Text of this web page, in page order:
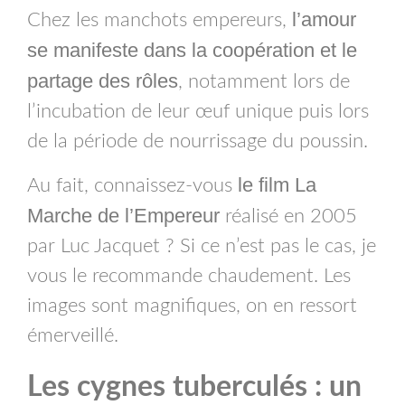
Chez les manchots empereurs, l’amour
se manifeste dans la coopération et le
partage des rôles, notamment lors de
l’incubation de leur œuf unique puis lors
de la période de nourrissage du poussin.
Au fait, connaissez-vous le film La
Marche de l’Empereur réalisé en 2005
par Luc Jacquet ? Si ce n’est pas le cas, je
vous le recommande chaudement. Les
images sont magnifiques, on en ressort
émerveillé.
Les cygnes tuberculés : un